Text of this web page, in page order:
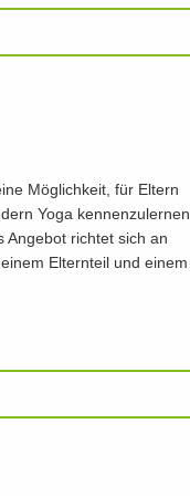
Möglichkeit, für Eltern
Yoga kennenzulernen
Angebot richtet sich an
Elternteil und einem